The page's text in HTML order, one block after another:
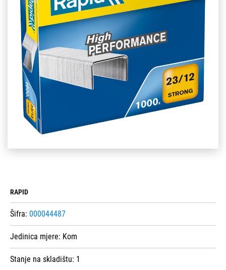
RAPID
Šifra: 000044487
Jedinica mjere: Kom
Stanje na skladištu: 1